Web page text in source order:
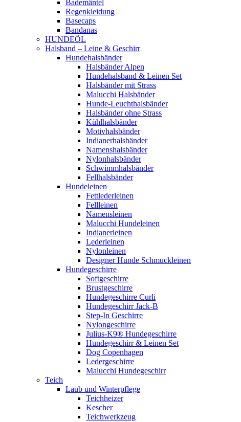
Bademäntel
Regenkleidung
Basecaps
Bandanas
HUNDEÖL
Halsband – Leine & Geschirr
Hundehalsbänder
Halsbänder Alpen
Hundehalsband & Leinen Set
Halsbänder mit Strass
Malucchi Halsbänder
Hunde-Leuchthalsbänder
Halsbänder ohne Strass
Kühlhalsbänder
Motivhalsbänder
Indianerhalsbänder
Namenshalsbänder
Nylonhalsbänder
Schwimmhalsbänder
Fellhalsbänder
Hundeleinen
Fettlederleinen
Fellleinen
Namensleinen
Malucchi Hundeleinen
Indianerleinen
Lederleinen
Nylonleinen
Designer Hunde Schmuckleinen
Hundegeschirre
Softgeschirre
Brustgeschirre
Hundegeschirre Curli
Hundegeschirr Jack-B
Step-In Geschirre
Nylongeschirre
Julius-K9® Hundegeschirre
Hundegeschirr & Leinen Set
Dog Copenhagen
Ledergeschirre
Malucchi Hundegeschirr
Teich
Laub und Winterpflege
Teichheizer
Kescher
Teichwerkzeug